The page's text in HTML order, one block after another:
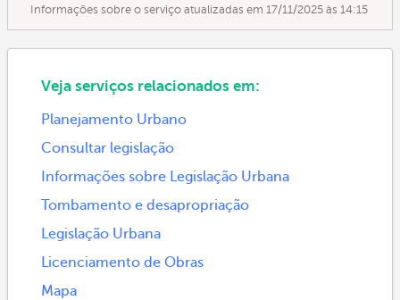
Informações sobre o serviço atualizadas em 17/11/2025 às 14:15
Veja serviços relacionados em:
Planejamento Urbano
Consultar legislação
Informações sobre Legislação Urbana
Tombamento e desapropriação
Legislação Urbana
Licenciamento de Obras
Mapa